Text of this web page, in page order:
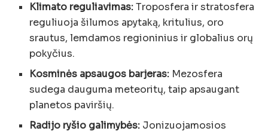
Klimato reguliavimas:Troposfera ir stratosfera
reguliuoja šilumos apytaką, kritulius, oro
srautus, lemdamos regioninius ir globalius orų
pokyčius.
Kosminės apsaugos barjeras: Mezosfera
sudega dauguma meteoritų, taip apsaugant
planetos paviršių.
Radijo ryšio galimybės: Jonizuojamosios